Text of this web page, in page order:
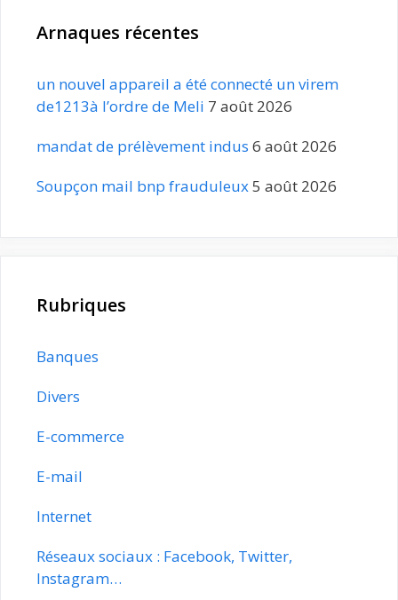
Arnaques récentes
un nouvel appareil a été connecté un virem
de1213à l’ordre de Meli 7 août 2026
mandat de prélèvement indus 6 août 2026
Soupçon mail bnp frauduleux5 août 2026
Rubriques
Banques
Divers
E-commerce
E-mail
Internet
Réseaux sociaux : Facebook, Twitter,
Instagram…